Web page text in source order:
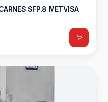
SFP.8 METVISA